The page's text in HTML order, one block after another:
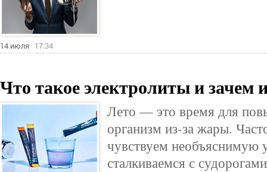
14 июля 17:34
Что такое электролиты и зачем
Лето — это время для
организм из-за жары.
чувствуем необъяснимую
сталкиваемся с